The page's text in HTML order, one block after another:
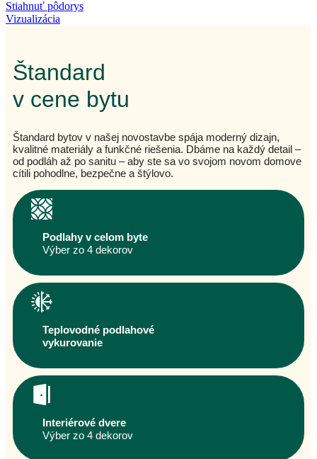
Stiahnuť pôdorys
Vizualizácia
Štandard
v cene bytu
Štandard bytov v našej novostavbe spája moderný dizajn,
kvalitné materiály a funkčné riešenia. Dbáme na každý detail –
od podláh až po sanitu – aby ste sa vo svojom novom domove
cítili pohodlne, bezpečne a štýlovo.
Podlahy v celom byte
Výber zo 4 dekorov
Teplovodné podlahové
vykurovanie
Interiérové dvere
Výber zo 4 dekorov